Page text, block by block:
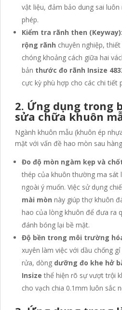
vật liệu, đảm bảo dung sai
phép.
Kiểm tra rãnh then (Keyway):
rộng rãnh chuyên nghiệp,
chóng khoảng cách giữa hai
bản thước đo rãnh Insize
cực kỳ phù hợp cho các chi tiết
2. Ứng dụng trong
sửa chữa khuôn
Ngành khuôn mẫu (khuôn ép
mặt với vấn đề hao mòn sau
Đo độ mòn ngàm kẹp và
thép của khuôn thường ma sát
ngoài ý muốn. Việc sử dụng
mài mòn này giúp thợ khuôn
hao của lòng khuôn để đưa ra
đánh bóng lại bề mặt.
Độ bền trong môi trường
xuyên làm việc với dầu chống
rửa, dòng dưỡng đo khe hở
Insize thể hiện rõ sự vượt trội
cho vạch chia 0.1mm luôn sắc